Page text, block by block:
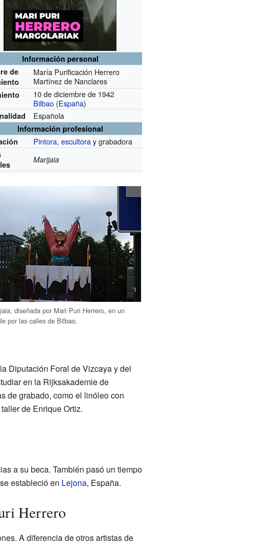
Información personal
de
María Purificación Herrero
Martínez de Nanclares
10 de diciembre de 1942
Bilbao (España)
Española
Información profesional
Pintora,escultoray grabadora
Marijaia
, diseñada por Mari Puri Herrero, en un
por las calles de Bilbao.
Diputación Foral de Vizcaya y del
en la Rijksakademie de
de grabado, como el linóleo con
de Enrique Ortiz.
a su beca. También pasó un tiempo
estableció en Lejona, España.
Herrero
A diferencia de otros artistas de